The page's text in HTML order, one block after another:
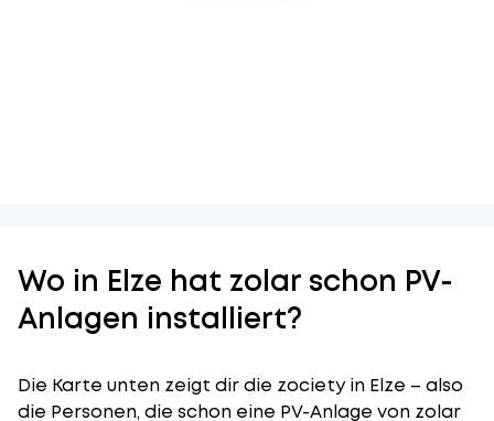
Wo in Elze hat zolar schon PV-
Anlagen installiert?
Die Karte unten zeigt dir die zociety in Elze – also
die Personen, die schon eine PV-Anlage von zolar